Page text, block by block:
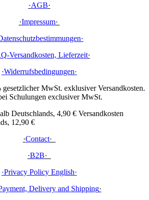
·AGB·
·Impressum·
·
Versandkosten, Lieferzeit·
·Widerrufsbedingungen·
MwSt. exklusiver Versandkosten.
Schulungen exclusiver MwSt.
Deutschlands, 4,90 € Versandkosten
12,90 €
·Contact·
·B2B·
·Privacy Policy English·
Delivery and Shipping·